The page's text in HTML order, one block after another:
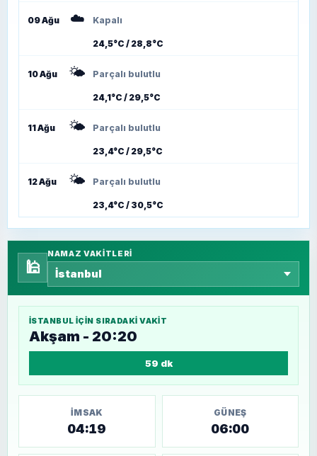
09 Ağu ☁️ Kapalı
24,5°C / 28,8°C
10 Ağu 🌤️ Parçalı bulutlu
24,1°C / 29,5°C
11 Ağu 🌤️ Parçalı bulutlu
23,4°C / 29,5°C
12 Ağu 🌤️ Parçalı bulutlu
23,4°C / 30,5°C
🕌
NAMAZ VAKITLERI
İSTANBUL IÇIN SIRADAKI VAKIT
Akşam - 20:20
59 dk
İMSAK
04:19
GÜNEŞ
06:00